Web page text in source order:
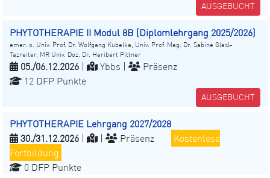
AUSGEBUCHT
PHYTOTHERAPIE II Modul 8B (Diplomlehrgang 2025/2026)
emer. o. Univ. Prof. Dr. Wolfgang Kubelka, Univ. Prof. Mag. Dr. Sabine Glasl-
Tazreiter, MR Univ. Doz. Dr. Heribert Pittner
05./06.12.2026 Ybbs |
Präsenz
12 DFP Punkte
AUSGEBUCHT
PHYTOTHERAPIE Lehrgang 2027/2028
30./31.12.2026
Präsenz
Kostenlose
Fortbildung
0 DFP Punkte